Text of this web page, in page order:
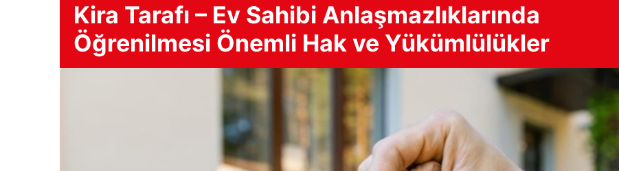
Kira Tarafı – Ev Sahibi Anlaşmazlıklarında
Öğrenilmesi Önemli Hak ve Yükümlülükler